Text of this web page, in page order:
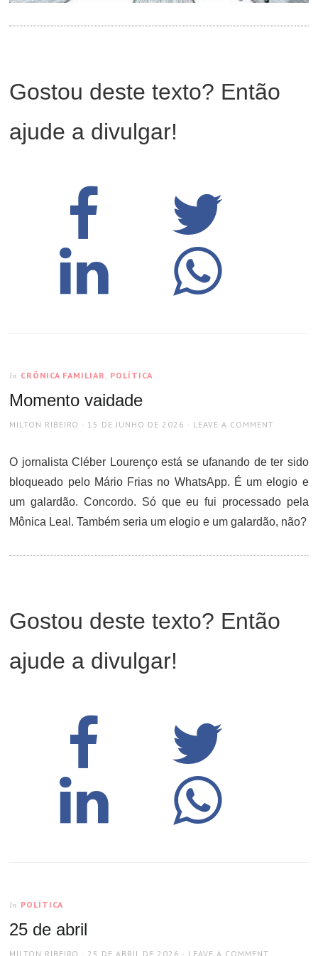
Gostou deste texto? Então
ajude a divulgar!
In CRÔNICA FAMILIAR , POLÍTICA
Momento vaidade
AUTHOR
MILTON RIBEIRO
POSTED
15 DE JUNHO DE 2026 LEAVE A COMMENT
O jornalista Cléber Lourenço está se ufanando de ter sido
bloqueado pelo Mário Frias no WhatsApp. É um elogio e
um galardão. Concordo. Só que eu fui processado pela
Mônica Leal. Também seria um elogio e um galardão, não?
Gostou deste texto? Então
ajude a divulgar!
In POLÍTICA
25 de abril
AUTHOR
MILTON RIBEIRO POSTED
25 DE ABRIL DE 2026 LEAVE A COMMENT